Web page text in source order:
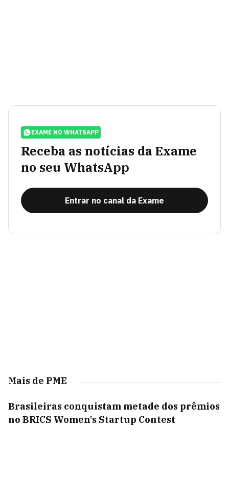
EXAME NO WHATSAPP
Receba as notícias da Exame
no seu WhatsApp
Entrar no canal da Exame
Mais de PME
Brasileiras conquistam metade dos prêmios
no BRICS Women's Startup Contest